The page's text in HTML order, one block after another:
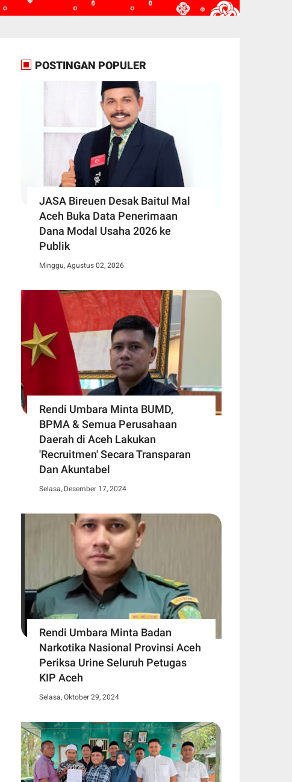
POSTINGAN POPULER
JASA Bireuen Desak Baitul Mal
Aceh Buka Data Penerimaan
Dana Modal Usaha 2026 ke
Publik
Minggu, Agustus 02, 2026
Rendi Umbara Minta BUMD,
BPMA & Semua Perusahaan
Daerah di Aceh Lakukan
'Recruitmen' Secara Transparan
Dan Akuntabel
Selasa, Desember 17, 2024
Rendi Umbara Minta Badan
Narkotika Nasional Provinsi Aceh
Periksa Urine Seluruh Petugas
KIP Aceh
Selasa, Oktober 29, 2024